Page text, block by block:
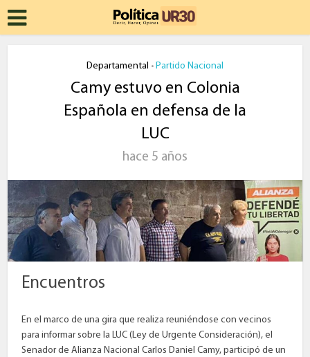
Departamental • Partido Nacional
Camy estuvo en Colonia
Española en defensa de la
LUC
hace 5 años
Encuentros
En el marco de una gira que realiza reuniéndose con vecinos
para informar sobre la LUC (Ley de Urgente Consideración), el
Senador de Alianza Nacional Carlos Daniel Camy, participó de un